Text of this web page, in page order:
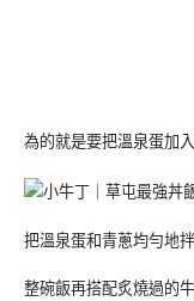
為的就是要把溫泉蛋加
把溫泉蛋和青蔥均勻地
整碗飯再搭配炙燒過的